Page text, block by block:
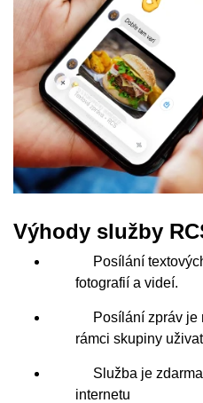
Výhody služby
Posílání
fotografií a videí.
Posílání zpráv je
rámci skupiny
Služba je
internetu